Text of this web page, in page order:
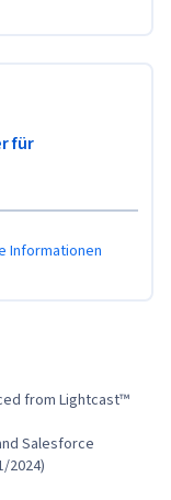
für
Informationen
from Lightcast™
2024)